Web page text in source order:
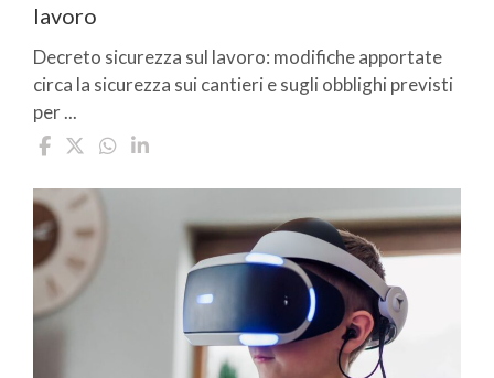
lavoro
Decreto sicurezza sul lavoro: modifiche apportate
circa la sicurezza sui cantieri e sugli obblighi previsti
per ...